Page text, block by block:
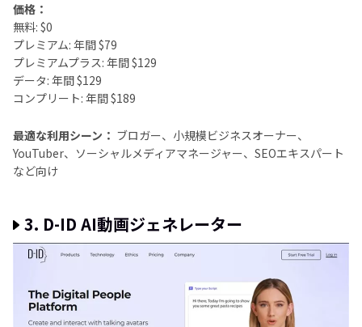
価格：
無料: $0
プレミアム: 年間 $79
プレミアムプラス: 年間 $129
データ: 年間 $129
コンプリート: 年間 $189
最適な利用シーン： ブロガー、小規模ビジネスオーナー、
YouTuber、ソーシャルメディアマネージャー、SEOエキスパート
など向け
3. D-ID AI動画ジェネレーター